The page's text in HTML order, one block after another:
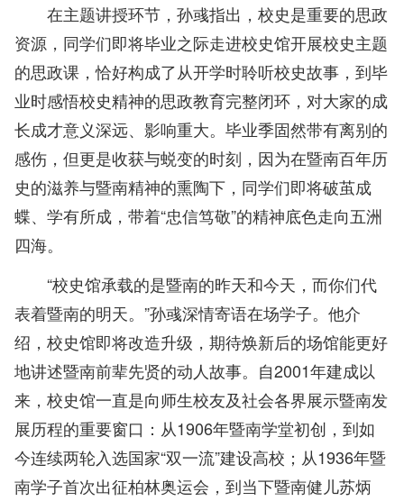
在主题讲授环节，孙彧指出，校史是重要的思政
资源，同学们即将毕业之际走进校史馆开展校史主题
的思政课，恰好构成了从开学时聆听校史故事，到毕
业时感悟校史精神的思政教育完整闭环，对大家的成
长成才意义深远、影响重大。毕业季固然带有离别的
感伤，但更是收获与蜕变的时刻，因为在暨南百年历
史的滋养与暨南精神的熏陶下，同学们即将破茧成
蝶、学有所成，带着“忠信笃敬”的精神底色走向五洲
四海。
“校史馆承载的是暨南的昨天和今天，而你们代
表着暨南的明天。”孙彧深情寄语在场学子。他介
绍，校史馆即将改造升级，期待焕新后的场馆能更好
地讲述暨南前辈先贤的动人故事。自2001年建成以
来，校史馆一直是向师生校友及社会各界展示暨南发
展历程的重要窗口：从1906年暨南学堂初创，到如
今连续两轮入选国家“双一流”建设高校；从1936年暨
南学子首次出征柏林奥运会，到当下暨南健儿苏炳